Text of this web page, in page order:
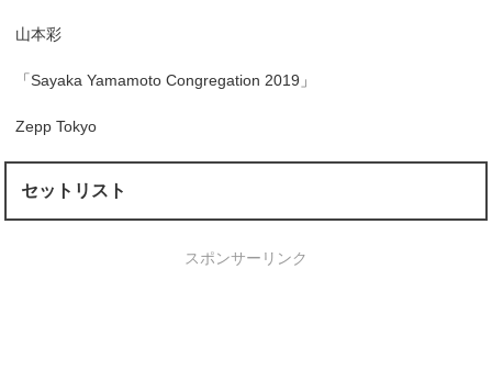
山本彩
「Sayaka Yamamoto Congregation 2019」
Zepp Tokyo
セットリスト
スポンサーリンク